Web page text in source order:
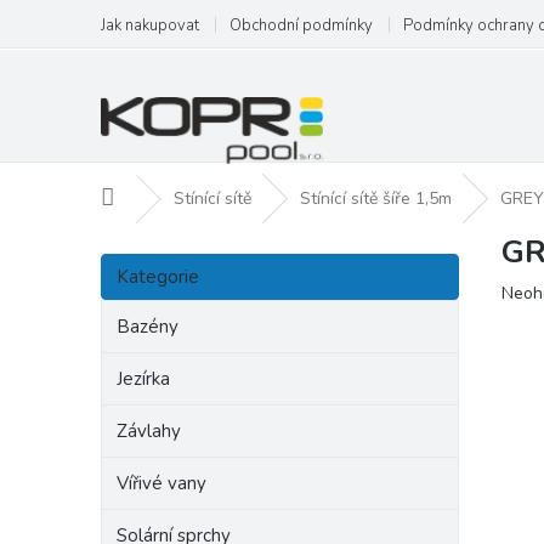
obsah
Jak nakupovat Obchodní podmínky Podmínky ochrany
Domů Stínící sítě Stínící sítě šíře 1,5m
P
s
Přeskočit
kategorie
Kategorie
Bazény
Jezírka
Závlahy
Vířivé vany
Solární sprchy